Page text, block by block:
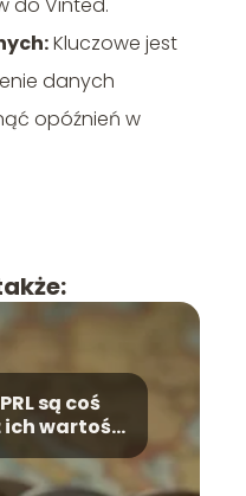
do Vinted.
Kluczowe jest
danych
opóźnień w
są coś
ich wartość